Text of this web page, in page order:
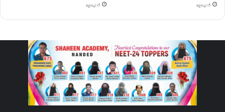
5 دن ago 5 دن ago